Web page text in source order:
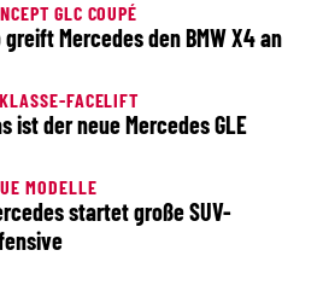
GLC COUPÉ
greift Mercedes den BMW X4 an
FACELIFT
ist der neue Mercedes GLE
MODELLE
startet große SUV-